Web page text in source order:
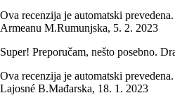
Ova recenzija je automatski prevedena.
Armeanu M.Rumunjska, 5. 2. 2023
Super! Preporučam, nešto posebno.
Ova recenzija je automatski prevedena.
Lajosné B.Mađarska, 18. 1. 2023